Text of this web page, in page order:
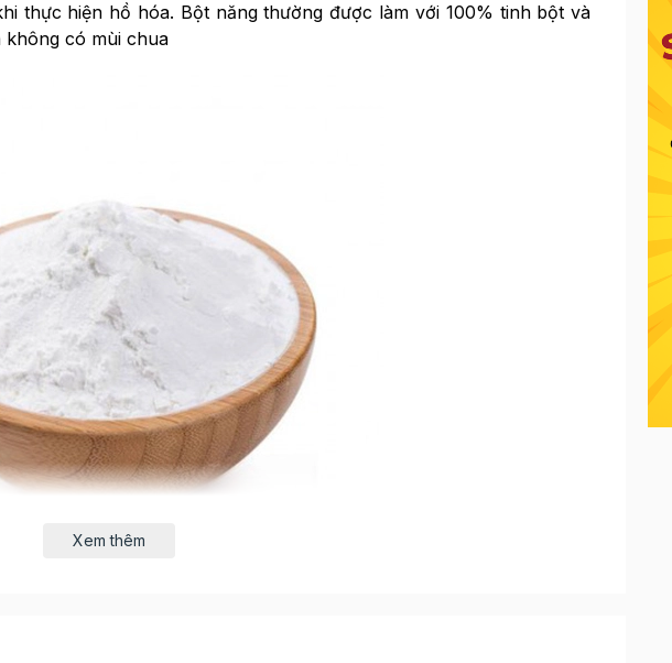
thực hiện hồ hóa. Bột năng thường được làm với 100% tinh bột và
có mùi chua
nghe qua, đặc biệt là các chị em yêu thích nấu ăn hay làm bánh.
Xem thêm